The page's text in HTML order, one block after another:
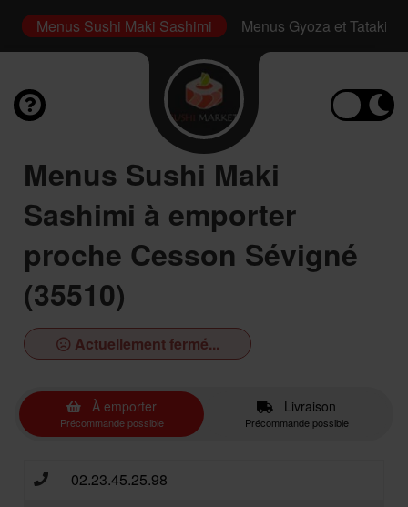
Menus Sushi Maki Sashimi Menus Gyoza et Tataki
Menus Sushi Maki
Sashimi à emporter
proche Cesson Sévigné
(35510)
Actuellement fermé...
À emporter
Précommande possible
Livraison
Précommande possible
02.23.45.25.98